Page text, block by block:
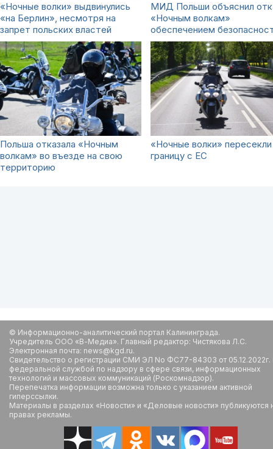
«Ночные волки» выдвинулись
«на Берлин», несмотря на
запрет польских властей
МИД Польши объяснил
«Ночным волкам»
обеспечением
Польша отказала «Ночным
волкам» во въезде на свою
территорию
«Ночные волки» пересекли
границу с ЕС
© Информационно-аналитический портал Калининграда.
Учредитель ООО «В-Медиа». Главный редактор: Чистякова Л.С.
Электронная почта: news@kgd.ru.
Свидетельство о регистрации СМИ ЭЛ No ФС77-84303 от
федеральной службой по надзору в сфере связи, информационных
технологий и массовых коммуникаций (Роскомнадзор).
Перепечатка информации возможна только с указанием активной
гиперссылки.
Материалы в разделах «Новости» и «Деловые новости» публикуются
правах рекламы.